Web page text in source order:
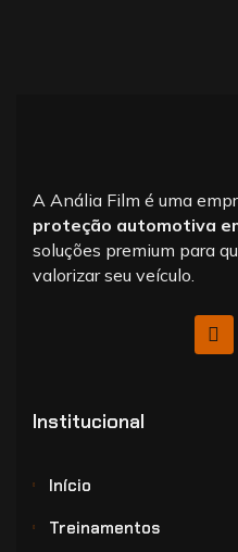
A Anália Film é uma
proteção automotiva
soluções premium para
valorizar seu veículo.
Institucional
Início
Treinamentos